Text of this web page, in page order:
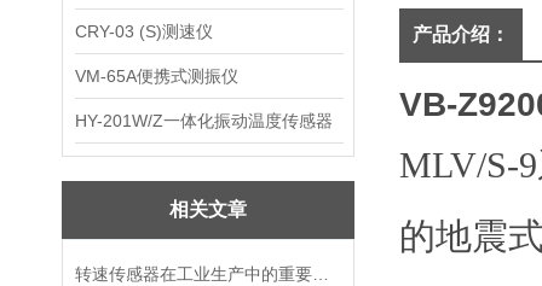
CRY-03 (S)测速仪
VM-65A便携式测振仪
HY-201W/Z一体化振动温度传感器
相关文章
产品介绍：
VB-
MLV/S-
的地震